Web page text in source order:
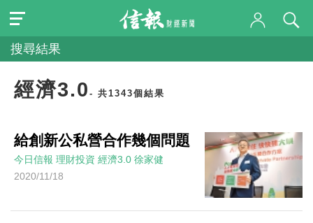
搜尋結果
經濟3.0 - 共1343個結果
給創新公私營合作幾個問題
今日信報 理財投資 經濟3.0 徐家健
2020/11/18